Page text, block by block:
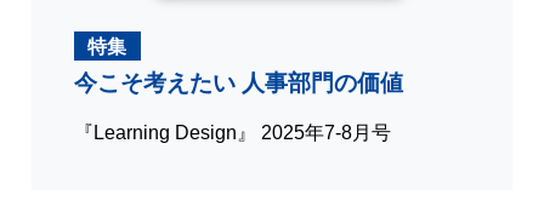
特集
今こそ考えたい 人事部門の価値
『Learning Design』 2025年7-8月号